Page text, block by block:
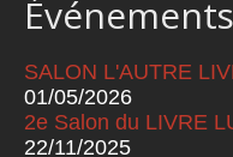
SALON L'AUTRE
01/05/2026
2e Salon du LIVRE
22/11/2025